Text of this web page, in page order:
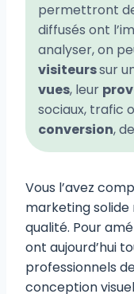
permettront
diffusés ont
analyser, on
visiteurssur
vues, leur
sociaux, trafic
conversion, de
Vous l’avez
marketing solide
qualité. Pour
ont aujourd’hui
professionnels
conception